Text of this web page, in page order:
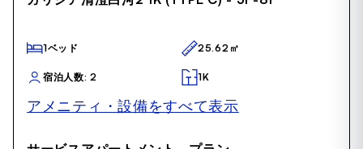
241ベッド 25.62㎡
宿泊人数: 2 1K
アメニティ・設備をすべて表示